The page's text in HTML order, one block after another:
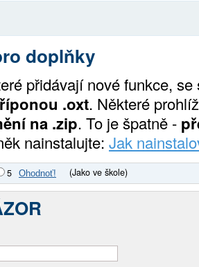
doplňky
přidávají nové funkce, se
.oxt. Některé
na .zip. To je špatně -
nainstalujte: Jak
5 (Jako ve škole)